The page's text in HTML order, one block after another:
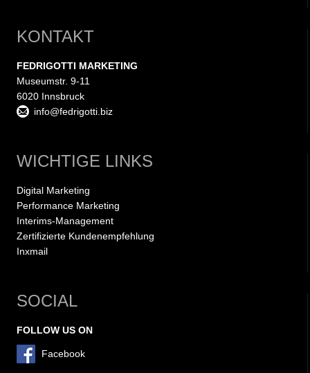
KONTAKT
FEDRIGOTTI MARKETING
Museumstr. 9-11
6020 Innsbruck
info@fedrigotti.biz
WICHTIGE LINKS
Digital Marketing
Performance Marketing
Interims-Management
Zertifizierte Kundenempfehlung
Inxmail
SOCIAL
FOLLOW US ON
Facebook